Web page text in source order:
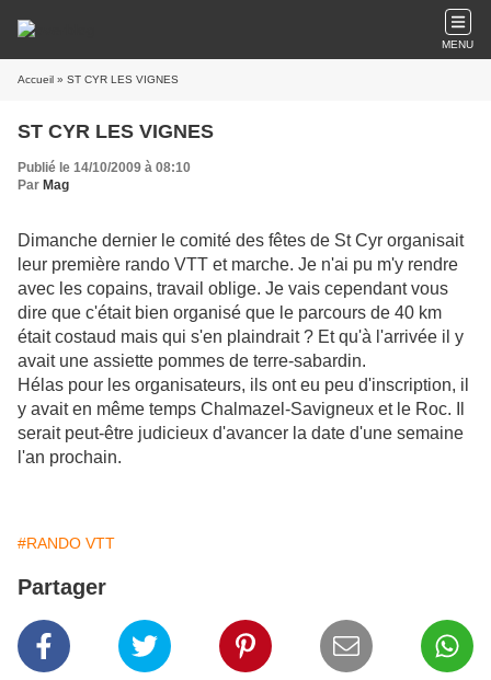
MENU
Accueil » ST CYR LES VIGNES
ST CYR LES VIGNES
Publié le 14/10/2009 à 08:10
Par Mag
Dimanche dernier le comité des fêtes de St Cyr organisait
leur première rando VTT et marche. Je n'ai pu m'y rendre
avec les copains, travail oblige. Je vais cependant vous
dire que c'était bien organisé que le parcours de 40 km
était costaud mais qui s'en plaindrait ? Et qu'à l'arrivée il y
avait une assiette pommes de terre-sabardin.
Hélas pour les organisateurs, ils ont eu peu d'inscription, il
y avait en même temps Chalmazel-Savigneux et le Roc. Il
serait peut-être judicieux d'avancer la date d'une semaine
l'an prochain.
#RANDO VTT
Partager